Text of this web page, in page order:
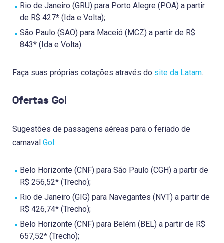
Rio de Janeiro (GRU) para Porto Alegre (POA) a partir
de R$ 427* (Ida e Volta);
São Paulo (SAO) para Maceió (MCZ) a partir de R$
843* (Ida e Volta).
Faça suas próprias cotações através do site da Latam.
Ofertas Gol
Sugestões de passagens aéreas para o feriado de
carnaval Gol:
Belo Horizonte (CNF) para São Paulo (CGH) a partir de
R$ 256,52* (Trecho);
Rio de Janeiro (GIG) para Navegantes (NVT) a partir de
R$ 426,74* (Trecho);
Belo Horizonte (CNF) para Belém (BEL) a partir de R$
657,52* (Trecho);